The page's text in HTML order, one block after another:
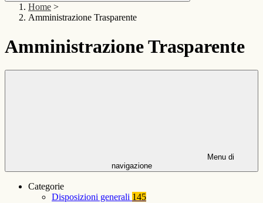
Home >
Amministrazione Trasparente
Amministrazione Trasparente
Menu di
navigazione
Categorie
Disposizioni generali 145